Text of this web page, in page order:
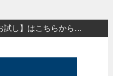
試し】はこちらから…